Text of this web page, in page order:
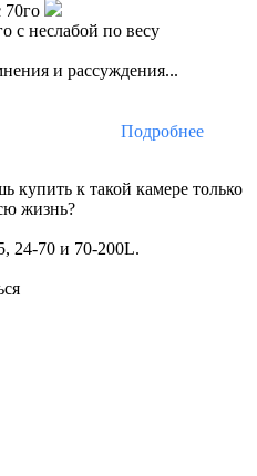
70го
с неслабой по весу
и рассуждения...
Подробнее
купить к такой камере только
жизнь?
24-70 и 70-200L.